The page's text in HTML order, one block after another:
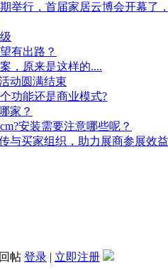
举行，首届家居云博会开幕了
有出路？
，原来是这样的....
动圆满结束
功能还是商业模式?
家？
安装需要注意哪些呢？
与买家组织，助力展商参展效
帖 登录 | 立即注册